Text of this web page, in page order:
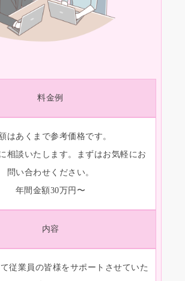
料金例
はあくまで参考価格です。
相談いたします。まずはお気軽にお
問い合わせください。
年間金額30万円〜
内容
従業員の皆様をサポートさせていた